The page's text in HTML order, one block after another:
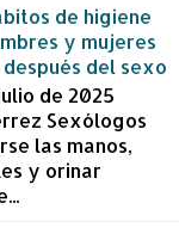
de higiene
y mujeres
del sexo
de 2025
Sexólogos
las manos,
y orinar